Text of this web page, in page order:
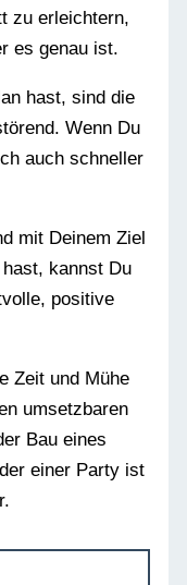
zu erleichtern,
es genau ist.
hast, sind die
Wenn Du
auch schneller
mit Deinem Ziel
kannst Du
positive
Zeit und Mühe
umsetzbaren
Bau eines
einer Party ist